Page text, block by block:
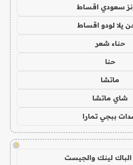
سعودي اقساط
يلا لودو اقساط
حناء شعر
حنا
ماتشا
شاي ماتشا
ببجي تمارا
!
لينك والجيست